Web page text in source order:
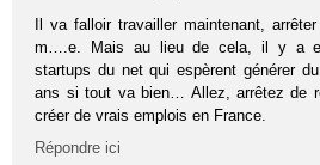
Il va falloir travailler maintenant,
m….e. Mais au lieu de cela, il y a
startups du net qui espèrent générer
ans si tout va bien… Allez, arrêtez de
créer de vrais emplois en France.
Répondre ici